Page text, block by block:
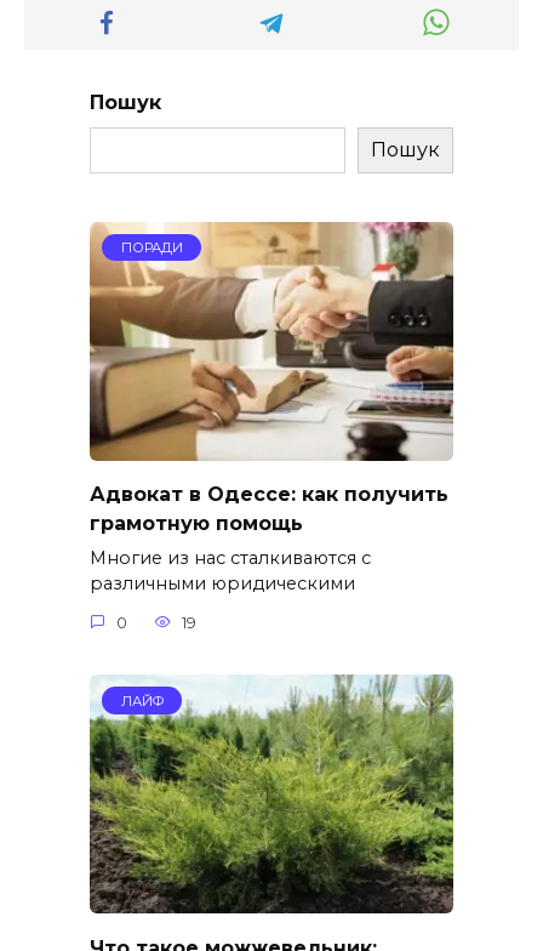
Пошук
Пошук
ПОРАДИ
Адвокат в Одессе: как получить
грамотную помощь
Многие из нас сталкиваются с
различными юридическими
0 19
ЛАЙФ